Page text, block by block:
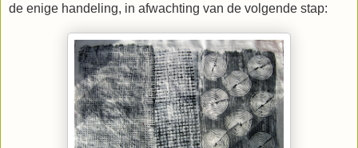
de enige handeling, in afwachting van de volgende stap: